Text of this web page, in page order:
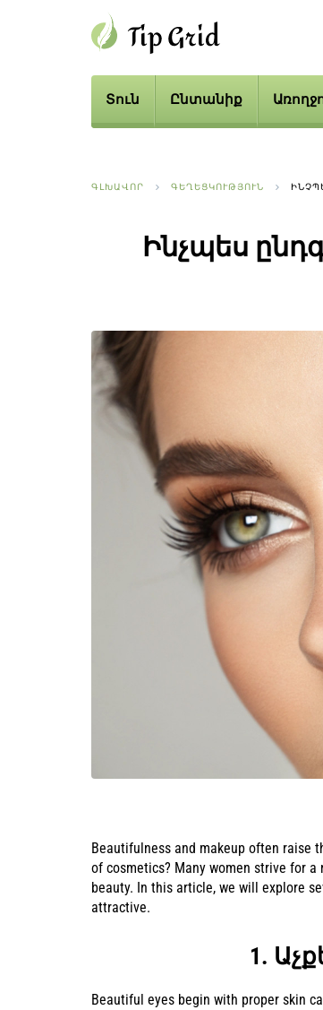
Տուն Ընտանիք
ԳԼԽԱՎՈՐ ԳԵՂԵՑԿՈՒԹՅՈՒՆ
Ինչպես
Beautifulness and makeup often raise
of cosmetics? Many women strive for
beauty. In this article, we will explore
attractive.
1.
Beautiful eyes begin with proper skin